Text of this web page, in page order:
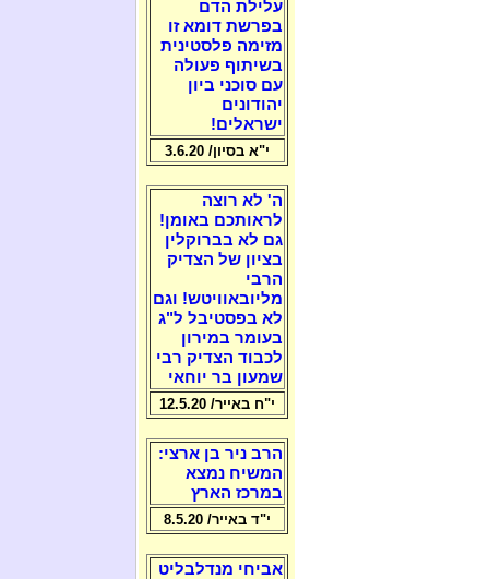
עלילת הדם
בפרשת דומא זו
מזימה פלסטינית
בשיתוף פעולה
עם סוכני ביון
יהודונים
ישראלים!
י"א בסיון/ 3.6.20
ה' לא רוצה
לראותכם באומן!
גם לא בברוקלין
בציון של הצדיק
הרבי
מליובאוויטש! וגם
לא בפסטיבל ל"ג
בעומר במירון
לכבוד הצדיק רבי
שמעון בר יוחאי
י"ח באייר/ 12.5.20
הרב ניר בן ארצי:
המשיח נמצא
במרכז הארץ
י"ד באייר/ 8.5.20
אביחי מנדלבליט